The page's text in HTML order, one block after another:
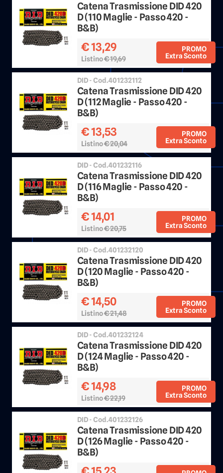
Catena Trasmissione DID 420
D (110 Maglie - Passo 420 -
B&B)
PROMO
Extra Sconto
€ 13,29
Listino€ 19,69 Sconto 25%
DID - Cod.401232112
Catena Trasmissione DID 420
D (112 Maglie - Passo 420 -
B&B)
PROMO
Extra Sconto
€ 13,53
Listino€ 20,04 Sconto 25%
DID - Cod.401232116
Catena Trasmissione DID 420
D (116 Maglie - Passo 420 -
B&B)
PROMO
Extra Sconto
€ 14,01
Listino€ 20,75 Sconto 25%
DID - Cod.401232120
Catena Trasmissione DID 420
D (120 Maglie - Passo 420 -
B&B)
PROMO
Extra Sconto
€ 14,50
Listino€ 21,48 Sconto 25%
DID - Cod.401232124
Catena Trasmissione DID 420
D (124 Maglie - Passo 420 -
B&B)
PROMO
Extra Sconto
€ 14,98
Listino€ 22,19 Sconto 25%
DID - Cod.401232126
Catena Trasmissione DID 420
D (126 Maglie - Passo 420 -
B&B)